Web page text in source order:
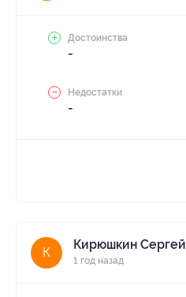
Достоинства
-
Недостатки
-
К
Кирюшкин Сергей
1 год назад